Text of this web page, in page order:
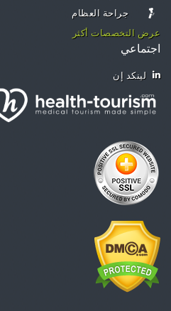
جراحة العظام
عرض التخصصات أكثر
اجتماعي
لينكد إن